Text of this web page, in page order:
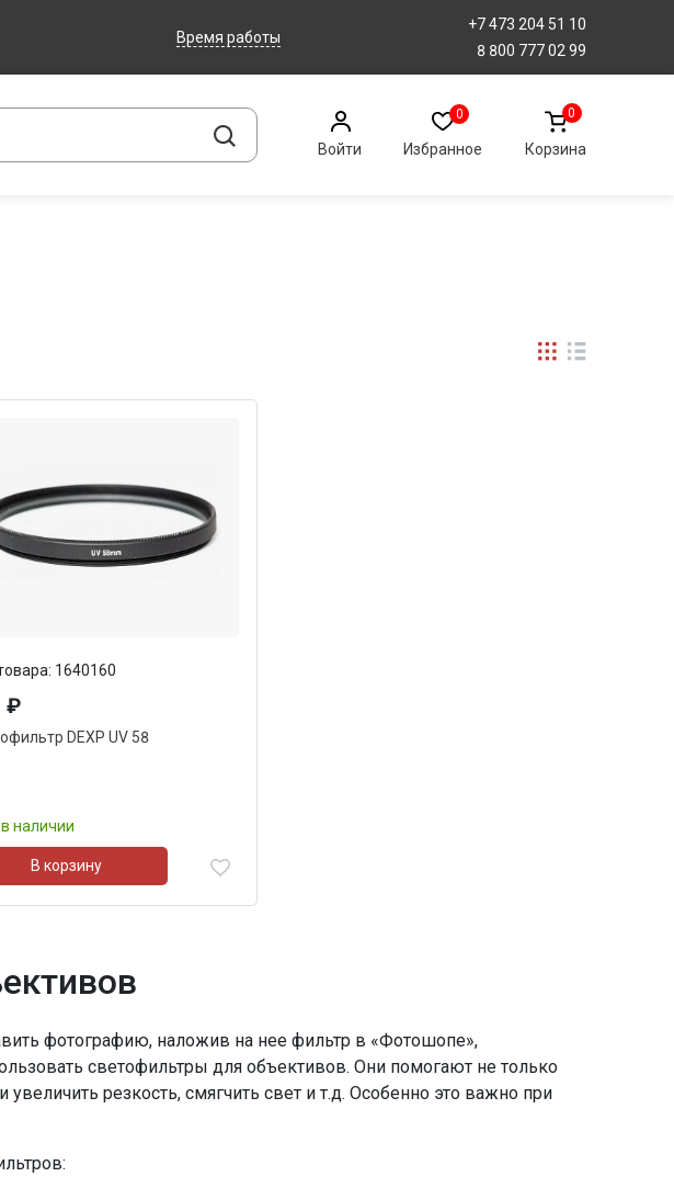
Время работы
+7 473 204 51 10
8 800 777 02 99
Войти
0
Избранное
0
Корзина
фотографию, наложив на нее фильтр в «Фотошопе»,
светофильтры для объективов. Они помогают не только
резкость, смягчить свет и т.д. Особенно это важно при
DEXP UV 58
в наличии
1640160
₽
В корзину